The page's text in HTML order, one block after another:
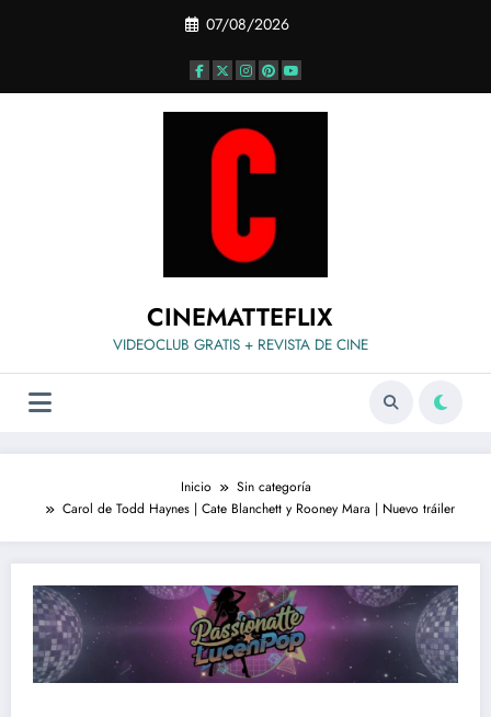
07/08/2026
CINEMATTEFLIX
VIDEOCLUB GRATIS + REVISTA DE CINE
Inicio
Sin categoría
Carol de Todd Haynes | Cate Blanchett y Rooney Mara | Nuevo tráiler